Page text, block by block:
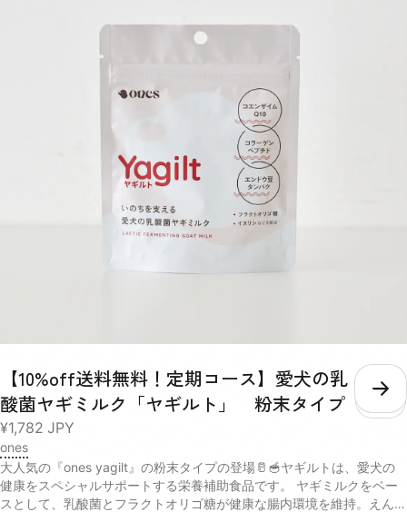
費期限 未開封の状態で製造から2年 保存方法 パウチの口をしっかりと
決めて、日光・高温多湿の場所を避けて保存し、開封後は賞味期限にし
っかりと早めにお使いください 与え方 小さじ一杯あたり100mlのお水
やぬるま湯で溶かして与えてください。フードにトッピングするとより
栄養素の吸収を補助してくれます。※愛犬の体重や食いつきによって量
を調整してください 成分値 熱量：186kcal/40g リン：188mg/40g た
ん白質：36.8%以上 脂質：19.5%以上 粗繊維：0.1%以下 灰分：4.9%
【10%off送料無料！定期コース】愛犬の乳
酸菌ヤギミルク「ヤギルト」 粉末タイプ
¥1,782 JPY
こ
ones
大人気の『ones yagilt』の粉末タイプの登場🥛🥣ヤギルトは、愛犬の
健康をスペシャルサポートする栄養補助食品です。 ヤギミルクをベー
スとして、乳酸菌とフラクトオリゴ糖が健康な腸内環境を維持。えんど